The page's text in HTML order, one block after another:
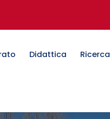
Didattica Ricerca